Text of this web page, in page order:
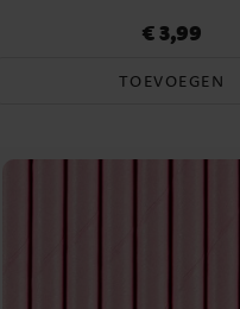
Prijs:€ 3,99
€ 3,99
TOEVOEGEN